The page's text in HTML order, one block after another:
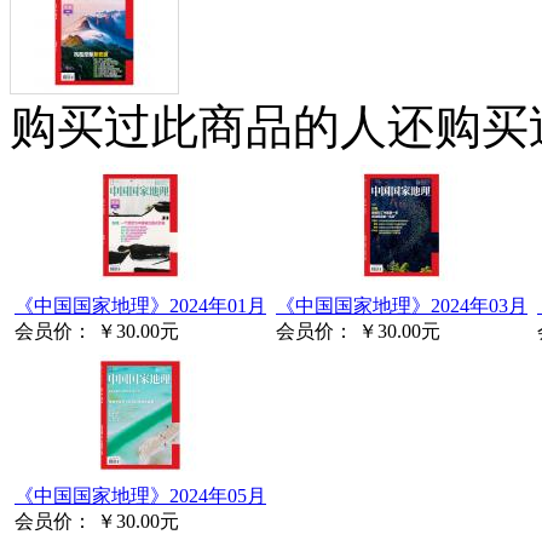
购买过此商品的人还购买
《中国国家地理》2024年01月
会员价：
￥30.00元
《中国国家地理》2024年03月
会员价：
￥30.00元
《中国国家地理》2024年05月
会员价：
￥30.00元